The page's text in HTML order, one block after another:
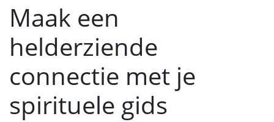
Maak een
helderziende
connectie met je
spirituele gids